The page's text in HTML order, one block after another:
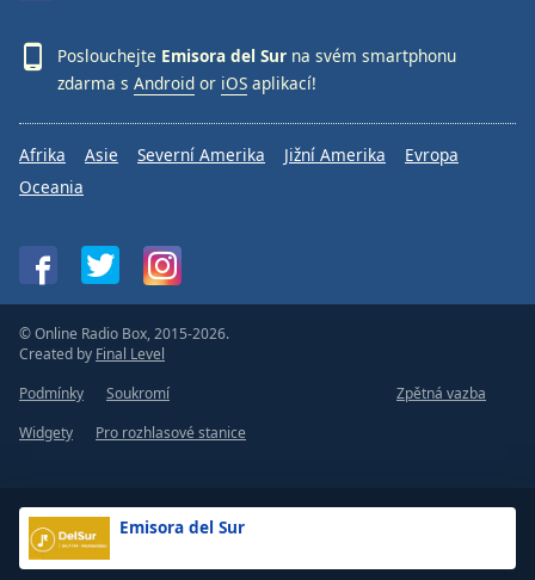
Emisora del Sur
Poslouchejte Emisora del Sur na svém smartphonu
zdarma s Android or iOS aplikací!
Afrika Asie Severní Amerika Jižní Amerika
Evropa
Oceania
© Online Radio Box, 2015-2026.
Created by Final Level
Podmínky
Soukromí
Zpětná vazba
Widgety
Pro rozhlasové stanice